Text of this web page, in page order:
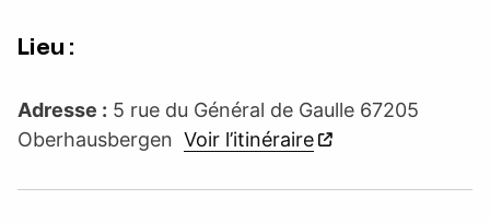
Lieu :
Adresse : 5 rue du Général de Gaulle 67205
Oberhausbergen Voir l’itinéraire